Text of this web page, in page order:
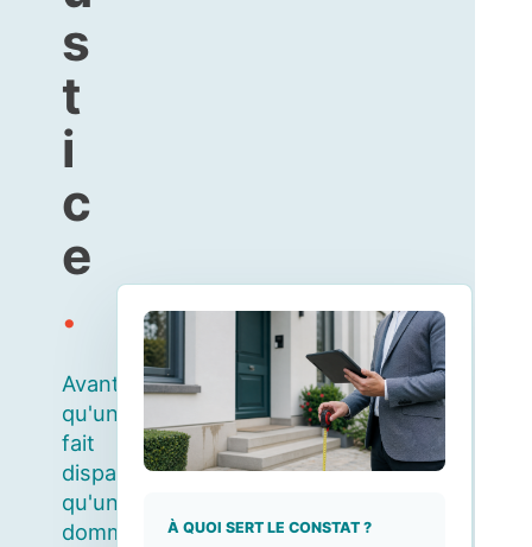
s
t
i
c
e
.
Avant
qu'un
fait
disparaisse,
qu'un
dommage
À QUOI SERT LE CONSTAT ?